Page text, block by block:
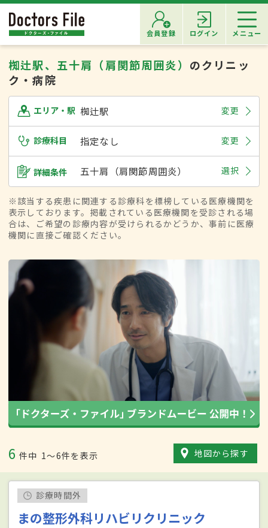
会員登録 ログイン メニュー
椥辻駅、五十肩（肩関節周囲炎） のクリニッ
ク・病院
エリア・駅 椥辻駅 変更
診療科目 指定なし 変更
詳細条件 五十肩（肩関節周囲炎） 選択
※該当する疾患に関連する診療科を標榜している医療機関を
表示しております。掲載されている医療機関を受診される場
合は、ご希望の診療内容が受けられるかどうか、事前に医療
機関に直接ご確認ください。
6 件中 1〜6件を表示 地図から探す
診療時間外
まの整形外科リハビリクリニック